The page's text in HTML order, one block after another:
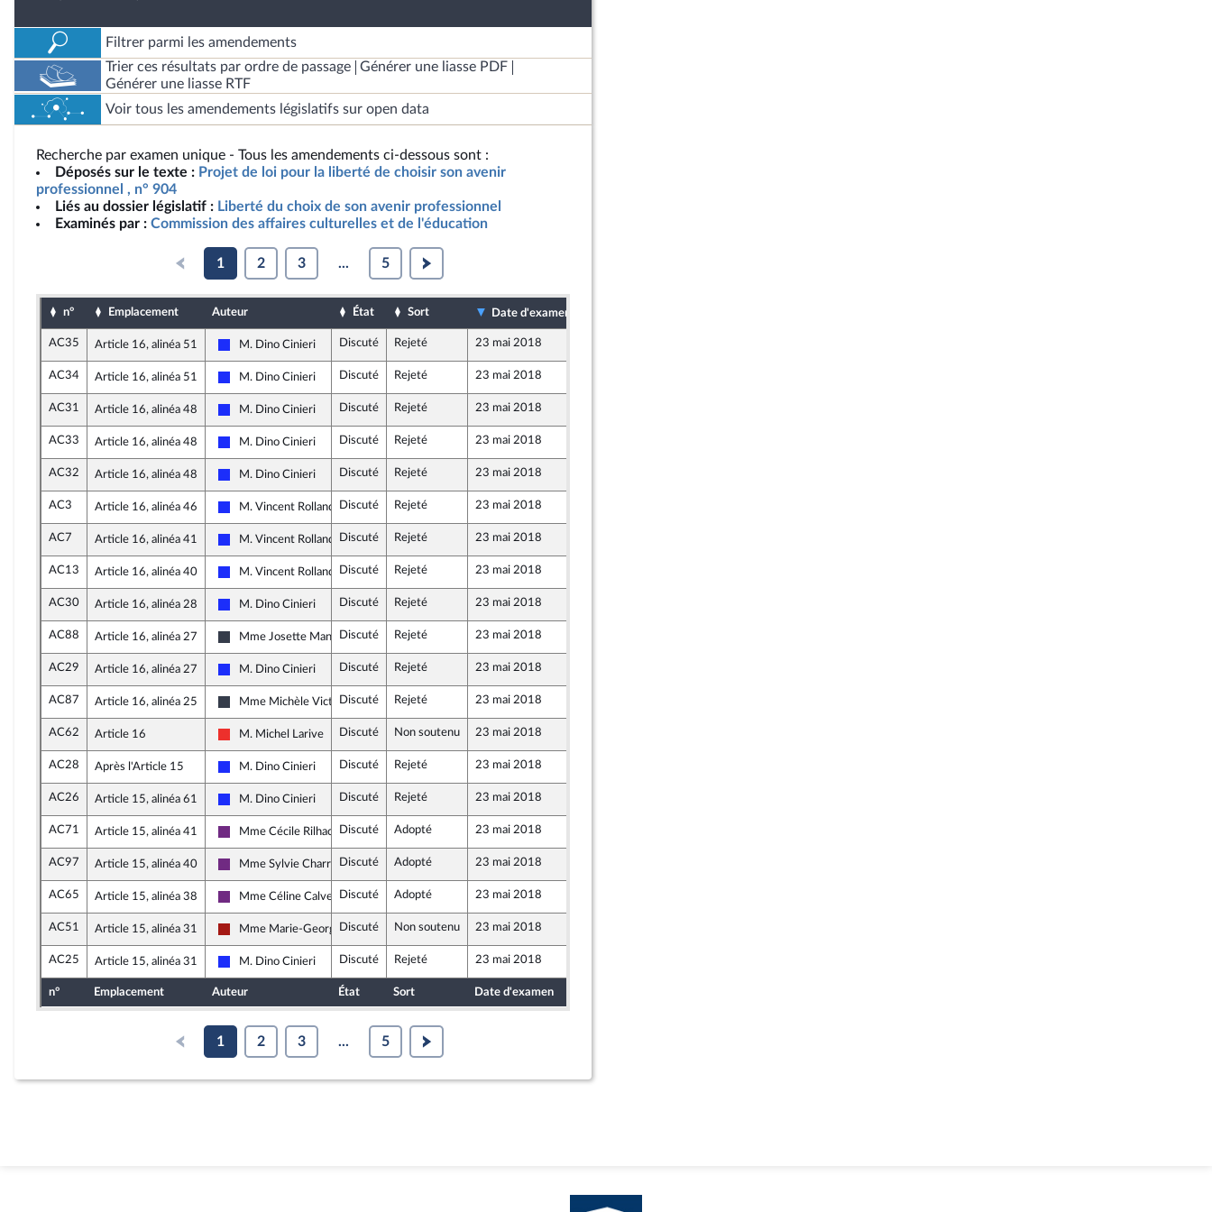
Filtrer parmi les amendements
Trier ces résultats par ordre de passage
Générer une liasse PDF
Générer une liasse RTF
Voir tous les amendements législatifs sur open data
Recherche par examen unique - Tous les amendements ci-dessous sont :
Déposés sur le texte : Projet de loi pour la liberté de choisir son avenir
professionnel , n° 904
Liés au dossier législatif : Liberté du choix de son avenir professionnel
Examinés par : Commission des affaires culturelles et de l'éducation
1 2 3 ... 5
n° Emplacement Auteur État Sort Date d'examen
AC35 Article 16, alinéa 51
Les Républicains
M. Dino Cinieri Discuté Rejeté 23 mai 2018
AC34 Article 16, alinéa 51
Les Républicains
M. Dino Cinieri Discuté Rejeté 23 mai 2018
AC31 Article 16, alinéa 48
Les Républicains
M. Dino Cinieri Discuté Rejeté 23 mai 2018
AC33 Article 16, alinéa 48
Les Républicains
M. Dino Cinieri Discuté Rejeté 23 mai 2018
AC32 Article 16, alinéa 48
Les Républicains
M. Dino Cinieri Discuté Rejeté 23 mai 2018
AC3 Article 16, alinéa 46
Les Républicains
M. Vincent Rolland Discuté Rejeté 23 mai 2018
AC7 Article 16, alinéa 41
Les Républicains
M. Vincent Rolland Discuté Rejeté 23 mai 2018
AC13 Article 16, alinéa 40
Les Républicains
M. Vincent Rolland Discuté Rejeté 23 mai 2018
AC30 Article 16, alinéa 28
Les Républicains
M. Dino Cinieri Discuté Rejeté 23 mai 2018
AC88 Article 16, alinéa 27
Nouvelle Gauche
Mme Josette ManinDiscuté Rejeté 23 mai 2018
AC29 Article 16, alinéa 27
Les Républicains
M. Dino Cinieri Discuté Rejeté 23 mai 2018
AC87 Article 16, alinéa 25
Nouvelle Gauche
Mme Michèle VictoryDiscuté Rejeté 23 mai 2018
AC62 Article 16
La France insoumise
M. Michel Larive Discuté Non soutenu 23 mai 2018
AC28 Après l'Article 15
Les Républicains
M. Dino Cinieri Discuté Rejeté 23 mai 2018
AC26 Article 15, alinéa 61
Les Républicains
M. Dino Cinieri Discuté Rejeté 23 mai 2018
AC71 Article 15, alinéa 41
La République en Marche
Mme Cécile Rilhac Discuté Adopté 23 mai 2018
AC97 Article 15, alinéa 40
La République en Marche
Mme Sylvie CharrièreDiscuté Adopté 23 mai 2018
AC65 Article 15, alinéa 38
La République en Marche
Mme Céline Calvez Discuté Adopté 23 mai 2018
AC51 Article 15, alinéa 31
Gauche démocrate et républicaine
Mme Marie-George Buffet
Discuté Non soutenu 23 mai 2018
AC25 Article 15, alinéa 31
Les Républicains
M. Dino Cinieri Discuté Rejeté 23 mai 2018
n° Emplacement Auteur État Sort Date d'examen
1 2 3 ... 5